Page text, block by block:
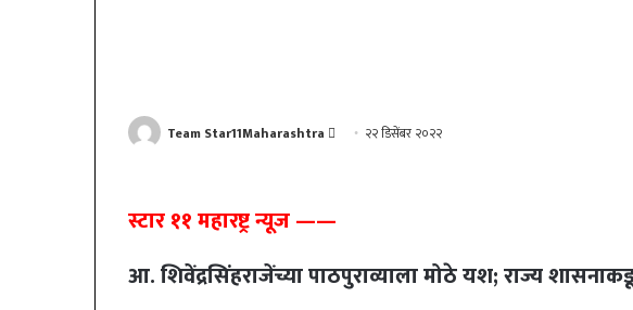
Team Star11Maharashtra
Send २२ डिसेंबर २०२२
स्टार ११ महारष्ट्र न्यूज ——
आ. शिवेंद्रसिंहराजेंच्या पाठपुराव्याला मोठे यश; राज्य